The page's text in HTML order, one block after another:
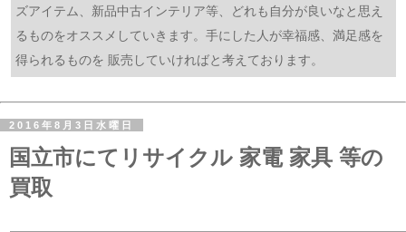
ズアイテム、新品中古インテリア等、どれも自分が良いなと思え
るものをオススメしていきます。手にした人が幸福感、満足感を
得られるものを 販売していければと考えております。
2016年8月3日水曜日
国立市にてリサイクル 家電 家具 等の
買取